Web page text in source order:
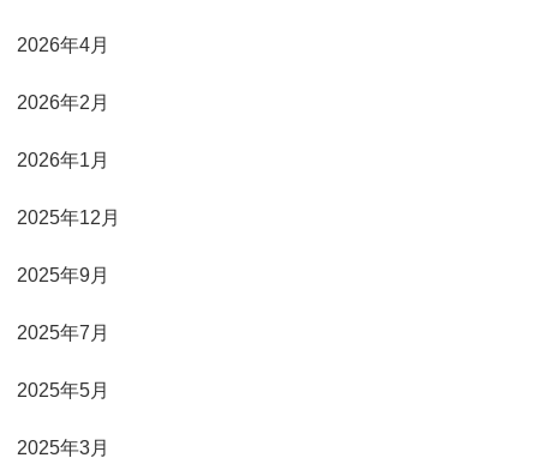
2026年4月
2026年2月
2026年1月
2025年12月
2025年9月
2025年7月
2025年5月
2025年3月